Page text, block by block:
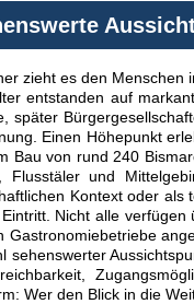
zieht es den Menschen
entstanden auf
später
Einen Höhepunkt
Bau von rund 240
Flusstäler und
Kontext oder als
Nicht alle
Gastronomiebetriebe
sehenswerter
Wer den Blick in die